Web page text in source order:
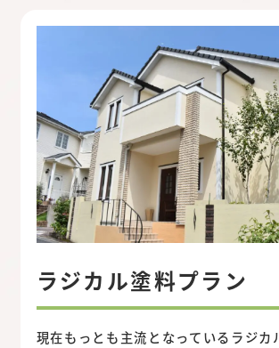
ラジカル塗料プラン
現在もっとも主流となっているラジカ